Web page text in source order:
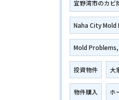
宜野湾市のカビ
Naha City Mold
Mold
投資物件 大
物件購入 ホ